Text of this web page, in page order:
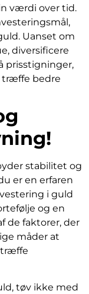
værdi over tid.
Uanset om
diversificere
prisstigninger,
træffe bedre
stabilitet og
er en erfaren
i guld
og en
de faktorer, der
måder at
træffe
tøv ikke med